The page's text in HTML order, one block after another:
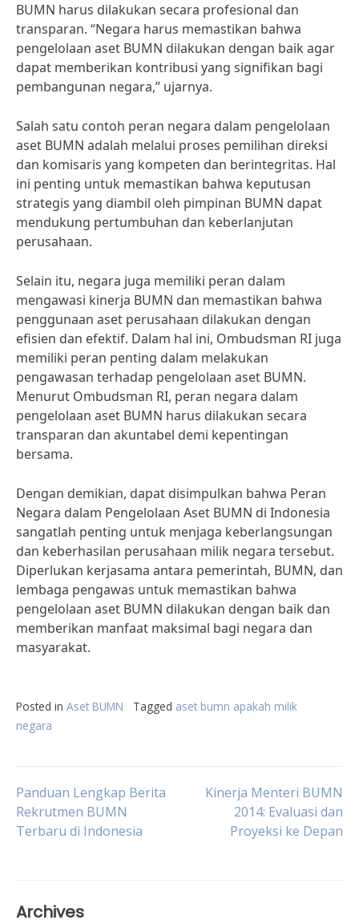
BUMN harus dilakukan secara profesional dan
transparan. “Negara harus memastikan bahwa
pengelolaan aset BUMN dilakukan dengan baik agar
dapat memberikan kontribusi yang signifikan bagi
pembangunan negara,” ujarnya.
Salah satu contoh peran negara dalam pengelolaan
aset BUMN adalah melalui proses pemilihan direksi
dan komisaris yang kompeten dan berintegritas. Hal
ini penting untuk memastikan bahwa keputusan
strategis yang diambil oleh pimpinan BUMN dapat
mendukung pertumbuhan dan keberlanjutan
perusahaan.
Selain itu, negara juga memiliki peran dalam
mengawasi kinerja BUMN dan memastikan bahwa
penggunaan aset perusahaan dilakukan dengan
efisien dan efektif. Dalam hal ini, Ombudsman RI juga
memiliki peran penting dalam melakukan
pengawasan terhadap pengelolaan aset BUMN.
Menurut Ombudsman RI, peran negara dalam
pengelolaan aset BUMN harus dilakukan secara
transparan dan akuntabel demi kepentingan
bersama.
Dengan demikian, dapat disimpulkan bahwa Peran
Negara dalam Pengelolaan Aset BUMN di Indonesia
sangatlah penting untuk menjaga keberlangsungan
dan keberhasilan perusahaan milik negara tersebut.
Diperlukan kerjasama antara pemerintah, BUMN, dan
lembaga pengawas untuk memastikan bahwa
pengelolaan aset BUMN dilakukan dengan baik dan
memberikan manfaat maksimal bagi negara dan
masyarakat.
Posted in Aset BUMN Tagged aset bumn apakah milik
negara
Post
navigation
Panduan Lengkap Berita
Rekrutmen BUMN
Terbaru di Indonesia
Kinerja Menteri BUMN
2014: Evaluasi dan
Proyeksi ke Depan
Archives